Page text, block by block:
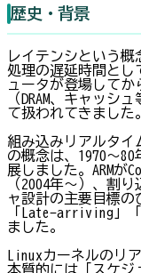
歴史・背景
レイテンシという
処理の遅延時間とし
ュータが登場して
（DRAM、キャッシ
て扱われてきました。
組み込みリアルタイ
の概念は、1970〜
展しました。ARMが
（2004年〜）、割
ャ設計の主要目標
「Late-arriving」
ました。
Linuxカーネルのリア
本質的には「スケジ